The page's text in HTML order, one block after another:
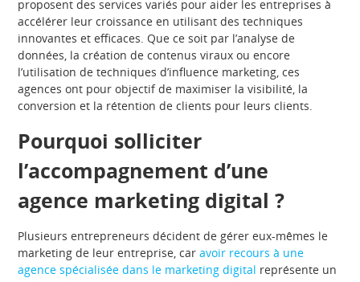
proposent des services variés pour aider les entreprises à
accélérer leur croissance en utilisant des techniques
innovantes et efficaces. Que ce soit par l’analyse de
données, la création de contenus viraux ou encore
l’utilisation de techniques d’influence marketing, ces
agences ont pour objectif de maximiser la visibilité, la
conversion et la rétention de clients pour leurs clients.
Pourquoi solliciter
l’accompagnement d’une
agence marketing digital ?
Plusieurs entrepreneurs décident de gérer eux-mêmes le
marketing de leur entreprise, caravoir recours à une
agence spécialisée dans le marketing digital représente un